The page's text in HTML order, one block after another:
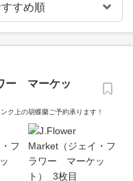
ー マーケッ
ク上の胡蝶蘭ご予約承ります！